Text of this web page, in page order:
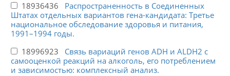
18936436 Распространенность в Соединенных
Штатах отдельных вариантов гена-кандидата: Третье
национальное обследование здоровья и питания,
1991–1994 годы.
18996923 Связь вариаций генов ADH и ALDH2 с
самооценкой реакций на алкоголь, его потреблением
и зависимостью: комплексный анализ.